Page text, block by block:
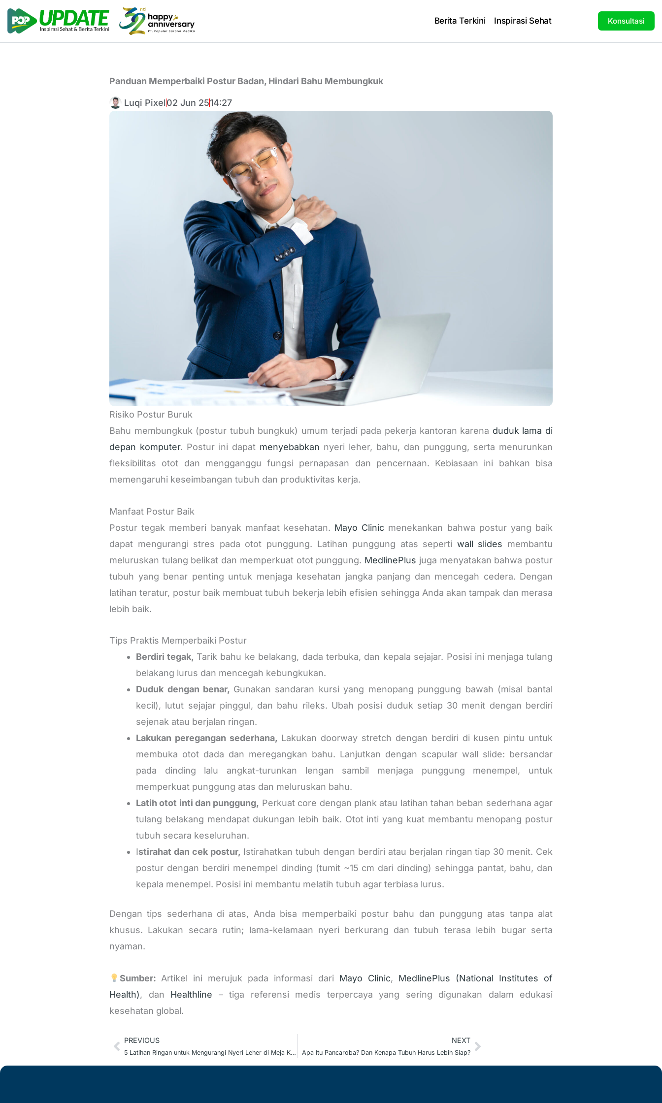
Lewati
konten
Berita Terkini Inspirasi Sehat Konsultasi
Panduan Memperbaiki Postur Badan, Hindari Bahu Membungkuk
Luqi Pixel02 Jun 2514:27
Risiko Postur Buruk
Bahu membungkuk (postur tubuh bungkuk) umum terjadi pada pekerja kantoran karena duduk lama di
depan komputer. Postur ini dapat menyebabkan nyeri leher, bahu, dan punggung, serta menurunkan
fleksibilitas otot dan mengganggu fungsi pernapasan dan pencernaan. Kebiasaan ini bahkan bisa
memengaruhi keseimbangan tubuh dan produktivitas kerja.
Manfaat Postur Baik
Postur tegak memberi banyak manfaat kesehatan. Mayo Clinic menekankan bahwa postur yang baik
dapat mengurangi stres pada otot punggung. Latihan punggung atas seperti wall slides membantu
meluruskan tulang belikat dan memperkuat otot punggung. MedlinePlus juga menyatakan bahwa postur
tubuh yang benar penting untuk menjaga kesehatan jangka panjang dan mencegah cedera. Dengan
latihan teratur, postur baik membuat tubuh bekerja lebih efisien sehingga Anda akan tampak dan merasa
lebih baik.
Tips Praktis Memperbaiki Postur
Berdiri tegak, Tarik bahu ke belakang, dada terbuka, dan kepala sejajar. Posisi ini menjaga tulang
belakang lurus dan mencegah kebungkukan.
Duduk dengan benar, Gunakan sandaran kursi yang menopang punggung bawah (misal bantal
kecil), lutut sejajar pinggul, dan bahu rileks. Ubah posisi duduk setiap 30 menit dengan berdiri
sejenak atau berjalan ringan.
Lakukan peregangan sederhana, Lakukan doorway stretch dengan berdiri di kusen pintu untuk
membuka otot dada dan meregangkan bahu. Lanjutkan dengan scapular wall slide: bersandar
pada dinding lalu angkat-turunkan lengan sambil menjaga punggung menempel, untuk
memperkuat punggung atas dan meluruskan bahu.
Latih otot inti dan punggung, Perkuat core dengan plank atau latihan tahan beban sederhana agar
tulang belakang mendapat dukungan lebih baik. Otot inti yang kuat membantu menopang postur
tubuh secara keseluruhan.
Istirahat dan cek postur, Istirahatkan tubuh dengan berdiri atau berjalan ringan tiap 30 menit. Cek
postur dengan berdiri menempel dinding (tumit ~15 cm dari dinding) sehingga pantat, bahu, dan
kepala menempel. Posisi ini membantu melatih tubuh agar terbiasa lurus.
Dengan tips sederhana di atas, Anda bisa memperbaiki postur bahu dan punggung atas tanpa alat
khusus. Lakukan secara rutin; lama-kelamaan nyeri berkurang dan tubuh terasa lebih bugar serta
nyaman.
Sumber: Artikel ini merujuk pada informasi dari Mayo Clinic, MedlinePlus (National Institutes of
Health), dan Healthline – tiga referensi medis terpercaya yang sering digunakan dalam edukasi
kesehatan global.
Prev
PREVIOUS
5 Latihan Ringan untuk Mengurangi Nyeri Leher di Meja Kerja
NEXT
Apa Itu Pancaroba? Dan Kenapa Tubuh Harus Lebih Siap?Next